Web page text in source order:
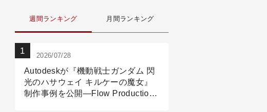
週間ランキング 月間ランキング
2026/07/28
Autodeskが『機動戦士ガンダム 閃
光のハサウェイ キルケーの魔女』
制作事例を公開―Flow Production